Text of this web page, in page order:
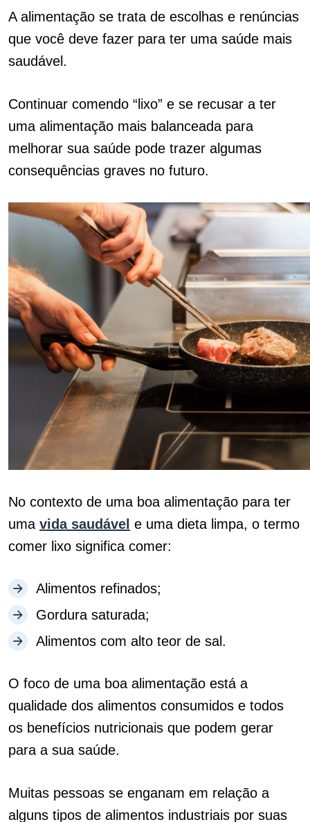
A alimentação se trata de escolhas e renúncias
que você deve fazer para ter uma saúde mais
saudável.
Continuar comendo “lixo” e se recusar a ter
uma alimentação mais balanceada para
melhorar sua saúde pode trazer algumas
consequências graves no futuro.
No contexto de uma boa alimentação para ter
uma vida saudável e uma dieta limpa, o termo
comer lixo significa comer:
Alimentos refinados;
Gordura saturada;
Alimentos com alto teor de sal.
O foco de uma boa alimentação está a
qualidade dos alimentos consumidos e todos
os benefícios nutricionais que podem gerar
para a sua saúde.
Muitas pessoas se enganam em relação a
alguns tipos de alimentos industriais por suas